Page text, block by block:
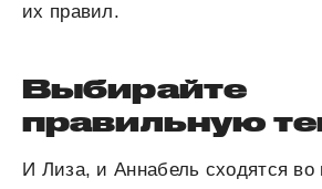
их правил.
Выбирайте
правильную
И Лиза, и Аннабель сходятся во